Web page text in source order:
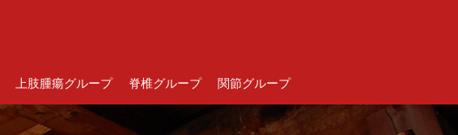
上肢腫瘍グループ 脊椎グループ 関節グループ